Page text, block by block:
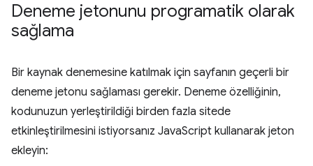
Deneme jetonunu programatik olarak
sağlama
Bir kaynak denemesine katılmak için sayfanın geçerli bir
deneme jetonu sağlaması gerekir. Deneme özelliğinin,
kodunuzun yerleştirildiği birden fazla sitede
etkinleştirilmesini istiyorsanız JavaScript kullanarak jeton
ekleyin: